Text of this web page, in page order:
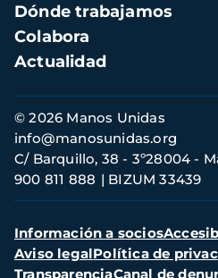
Dónde trabajamos
Colabora
Actualidad
Información
de
contacto
© 2026 Manos Unidas
C/ Barquillo, 38 - 3º28004 -
900 811 888
BIZUM 33439
info@manosunidas.org
Menú
secundario
Información a socios
Aviso legalPolítica de
TransparenciaCanal de